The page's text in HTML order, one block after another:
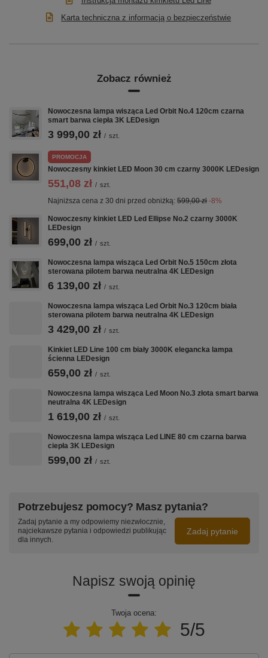
Nowoczesny, liniowy design w kolorzematowej
bieli
neutralna
Trwała aluminiowa konstrukcja i zintegrowany
światła
Łatwy montaż i szerokie możliwości
zastosowania
Nowoczesna prostota i czysta forma
Wybierzkinkiet LED Line 80 cm białyz neutralnym
światłem 4000K i wprowadź do swojego wnętrza
elegancję w najczystszej postaci. Subtelne światło,
smukły profil i perfekcyjne wykonanie sprawiają, że to
oświetlenie staje się integralną częścią architektury
wnętrza.Zamów już dziś
przestrzeni.
Karta techniczna z informacją o bezpieczeństwie
Zobacz również
Nowoczesna lampa wisząca Led Orbit No.4 120cm czarna
smart barwa ciepła 3K LEDesign
3 999,00 zł / szt.
PROMOCJA
Nowoczesny kinkiet LED Moon 30 cm czarny 3000K LEDesign
551,08 zł / szt.
Najniższa cena z 30 dni przed obniżką: 599,00 zł -8%
Nowoczesny kinkiet LED Led Ellipse No.2 czarny 3000K
LEDesign
699,00 zł / szt.
Nowoczesna lampa wisząca Led Orbit No.5 150cm złota
sterowana pilotem barwa neutralna 4K LEDesign
6 139,00 zł / szt.
Nowoczesna lampa wisząca Led Orbit No.3 120cm biała
sterowana pilotem barwa neutralna 4K LEDesign
3 429,00 zł / szt.
Kinkiet LED Line 100 cm biały 3000K elegancka lampa
ścienna LEDesign
659,00 zł / szt.
Nowoczesna lampa wisząca Led Moon No.3 złota smart barwa
neutralna 4K LEDesign
1 619,00 zł / szt.
Nowoczesna lampa wisząca Led LINE 80 cm czarna barwa
ciepła 3K LEDesign
599,00 zł / szt.
Potrzebujesz pomocy? Masz pytania?
Zadaj pytanie a my odpowiemy niezwłocznie,
najciekawsze pytania i odpowiedzi publikując
dla innych.
Zadaj pytanie
Napisz swoją opinię
Twoja ocena:
5/5